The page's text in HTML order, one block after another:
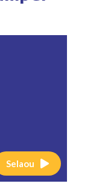
Selaou